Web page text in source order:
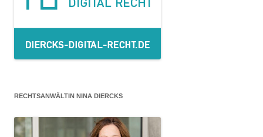
RECHTSANWÄLTIN NINA DIERCKS